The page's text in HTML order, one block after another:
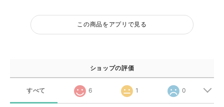
この商品をアプリで見る
ショップの評価
すべて 6 1 0